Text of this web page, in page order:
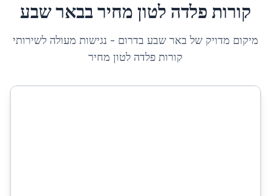
קורות פלדה לטון מחירבבאר שבע
מיקום מדויק של באר שבע בדרום - נגישות מעולה לשירותי
קורות פלדה לטון מחיר